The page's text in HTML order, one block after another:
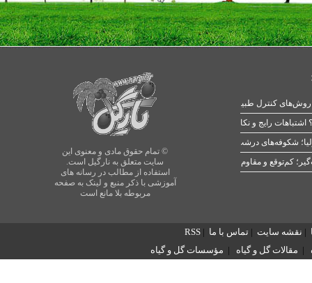
© تمام حقوق مادی و معنوی این
سایت متعلق به نارگیل است.
استفاده از مطالب در رسانه های
آموزشی با ذکر منبع و لینک به صفحه
مربوطه بلا مانع است
رایج و نکات طلایی
شکوفه‌های درشت در بهار
| نقشه سایت | تماس با ما |
RSS
| مقالات گل و گیاه | مؤسسات گل و گیاه